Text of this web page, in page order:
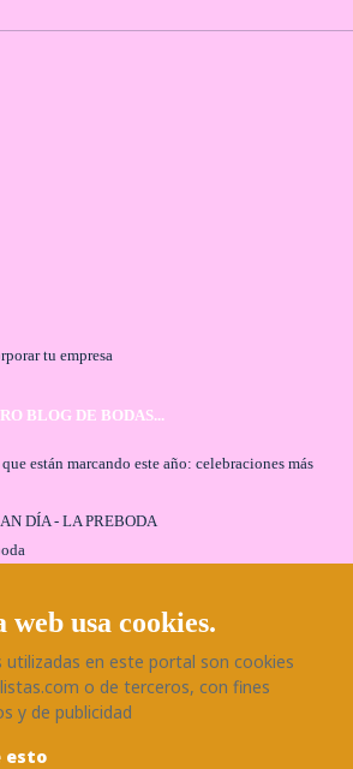
tu empresa
BLOG DE BODAS...
están marcando este año: celebraciones más
DÍA - LA PREBODA
entrevista exclusiva con Bodaeventos
REDES
web usa cookies.
utilizadas en este portal son cookies
o de terceros, con fines
y de publicidad
esto